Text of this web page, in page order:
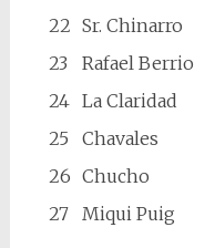
22 Sr. Chinarro
23
Rafael Berrio
24 La Claridad
25
Chavales
26 Chucho
27
Miqui Puig